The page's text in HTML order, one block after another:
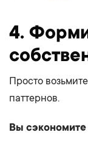
4.
Просто
паттернов.
Вы сэкономите